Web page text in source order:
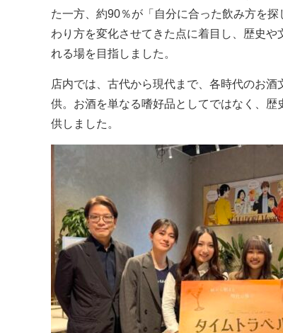
た一方、約90％が「自分に合った飲み方を
わり方を変化させてきた点に着目し、歴史
れる場を目指しました。
店内では、古代から現代まで、各時代のお
供。お酒を単なる嗜好品としてではなく、
供しました。